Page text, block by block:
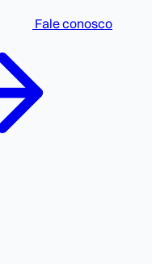
Fale conosco